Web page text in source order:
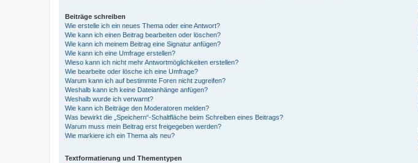
Beiträge schreiben
Wie erstelle ich ein neues Thema oder eine Antwort?
Wie kann ich einen Beitrag bearbeiten oder löschen?
Wie kann ich meinem Beitrag eine Signatur anfügen?
Wie kann ich eine Umfrage erstellen?
Wieso kann ich nicht mehr Antwortmöglichkeiten erstellen?
Wie bearbeite oder lösche ich eine Umfrage?
Warum kann ich auf bestimmte Foren nicht zugreifen?
Weshalb kann ich keine Dateianhänge anfügen?
Weshalb wurde ich verwarnt?
Wie kann ich Beiträge den Moderatoren melden?
Was bewirkt die „Speichern“-Schaltfläche beim Schreiben eines Beitrags?
Warum muss mein Beitrag erst freigegeben werden?
Wie markiere ich ein Thema als neu?
Textformatierung und Thementypen